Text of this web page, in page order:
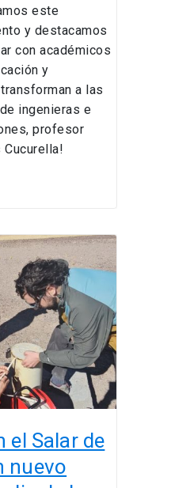
este
y destacamos
con académicos
y
a las
ingenieras e
profesor
Cucurella!
el Salar de
nuevo